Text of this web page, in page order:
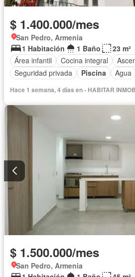
$ 1.400.000/mes
San Pedro, Armenia
1 Habitación
1 Baño
23 m²
Área infantil
Cocina integral
Seguridad privada
Piscina Agua
Hace 1 semana, 4 días en - HABITAR
$ 1.500.000/mes
San Pedro, Armenia